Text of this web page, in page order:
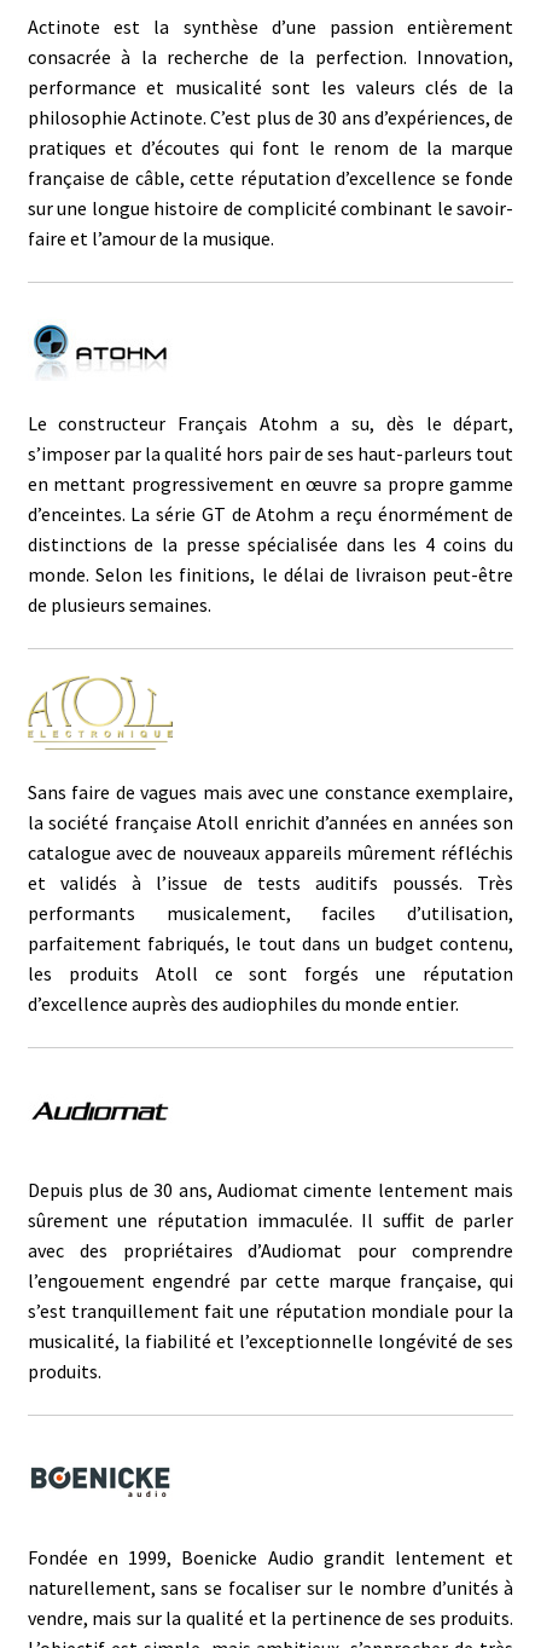
Actinote est la synthèse d’une passion entièrement
consacrée à la recherche de la perfection. Innovation,
performance et musicalité sont les valeurs clés de la
philosophie Actinote. C’est plus de 30 ans d’expériences, de
pratiques et d’écoutes qui font le renom de la marque
française de câble, cette réputation d’excellence se fonde
sur une longue histoire de complicité combinant le savoir-
faire et l’amour de la musique.
Le constructeur Français Atohm a su, dès le départ,
s’imposer par la qualité hors pair de ses haut-parleurs tout
en mettant progressivement en œuvre sa propre gamme
d’enceintes. La série GT de Atohm a reçu énormément de
distinctions de la presse spécialisée dans les 4 coins du
monde. Selon les finitions, le délai de livraison peut-être
de plusieurs semaines.
Sans faire de vagues mais avec une constance exemplaire,
la société française Atoll enrichit d’années en années son
catalogue avec de nouveaux appareils mûrement réfléchis
et validés à l’issue de tests auditifs poussés. Très
performants musicalement, faciles d’utilisation,
parfaitement fabriqués, le tout dans un budget contenu,
les produits Atoll ce sont forgés une réputation
d’excellence auprès des audiophiles du monde entier.
Depuis plus de 30 ans, Audiomat cimente lentement mais
sûrement une réputation immaculée. Il suffit de parler
avec des propriétaires d’Audiomat pour comprendre
l’engouement engendré par cette marque française, qui
s’est tranquillement fait une réputation mondiale pour la
musicalité, la fiabilité et l’exceptionnelle longévité de ses
produits.
Fondée en 1999, Boenicke Audio grandit lentement et
naturellement, sans se focaliser sur le nombre d’unités à
vendre, mais sur la qualité et la pertinence de ses produits.